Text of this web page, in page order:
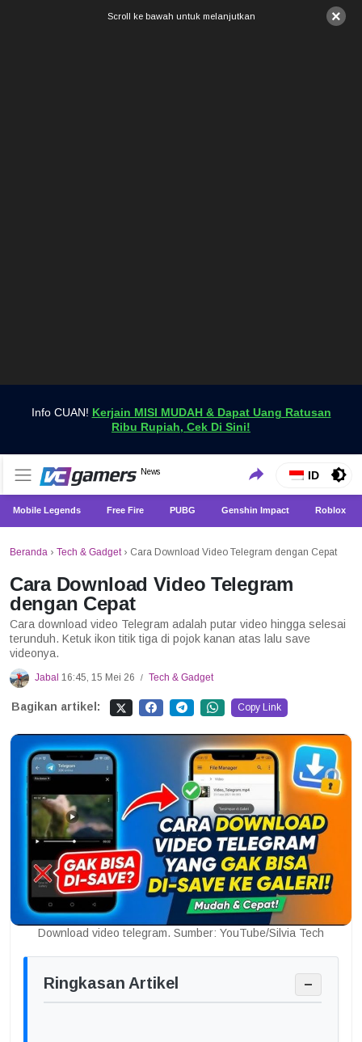
×
Scroll ke bawah untuk melanjutkan
Info CUAN! Kerjain MISI MUDAH & Dapat Uang Ratusan
Ribu Rupiah, Cek Di Sini!
VCGamers News
News
Dapatkan Berita Games Terbaru Hanya di VCGamers
ID
Mobile Legends Free Fire PUBG Genshin Impact Roblox
Beranda › Tech & Gadget› Cara Download Video Telegram dengan Cepat
Cara Download Video Telegram
dengan Cepat
Cara download video Telegram adalah putar video hingga selesai
terunduh. Ketuk ikon titik tiga di pojok kanan atas lalu save
videonya.
Jabal 16:45, 15 Mei 26 / Tech & Gadget
Bagikan artikel: Copy Link
Download video telegram. Sumber: YouTube/Silvia Tech
Ringkasan Artikel −